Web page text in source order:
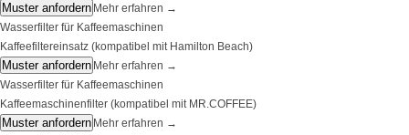
Muster anfordern Mehr erfahren →
Wasserfilter für Kaffeemaschinen
Kaffeefiltereinsatz (kompatibel mit Hamilton Beach)
Muster anfordern Mehr erfahren →
Wasserfilter für Kaffeemaschinen
Kaffeemaschinenfilter (kompatibel mit MR.COFFEE)
Muster anfordern Mehr erfahren →